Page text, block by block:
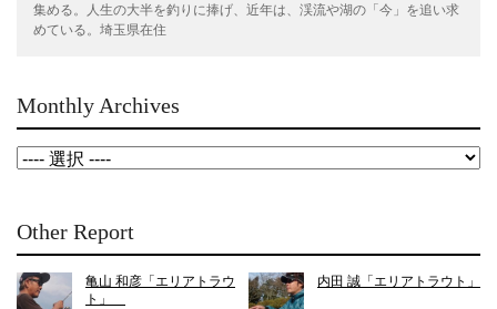
集める。人生の大半を釣りに捧げ、近年は、渓流や湖の「今」を追い求
めている。埼玉県在住
Monthly Archives
Other Report
亀山 和彦「エリアトラウ
ト」
内田 誠「エリアトラウト」